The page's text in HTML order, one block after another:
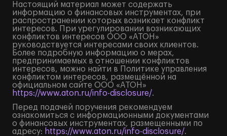
Настоящий материал может содержать
информацию о финансовых инструментах, при
распространении которых возникает конфликт
интересов. При урегулировании возникающих
конфликтов интересов ООО «АТОН»
руководствуется интересами своих клиентов.
Более подробную информацию о мерах,
предпринимаемых в отношении конфликтов
интересов, можно найти в Политике управления
конфликтом интересов, размещённой на
официальном сайте ООО «АТОН»
https://www.aton.ru/info-disclosure/.
Перед подачей поручения рекомендуем
ознакомиться с информационными документами
о финансовых инструментах, размещенными по
адресу: https://www.aton.ru/info-disclosure/.